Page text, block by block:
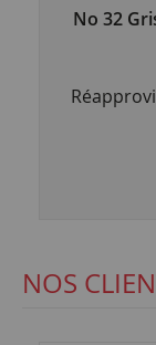
No 32
NOS